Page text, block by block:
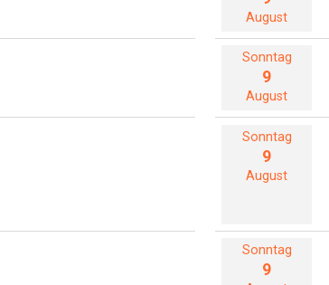
August
Sonntag
9
August
Sonntag
9
August
Sonntag
9